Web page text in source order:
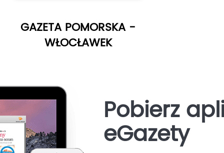
GAZETA POMORSKA -
WŁOCŁAWEK
Pobierz
eGazety